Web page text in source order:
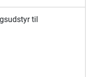
til